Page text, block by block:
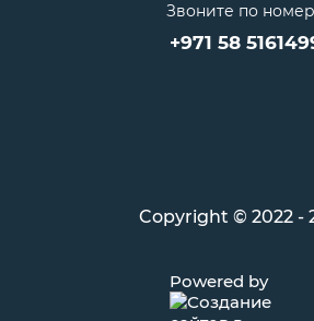
Звоните по
+971 58
Copyright © 2022 -
Powered by